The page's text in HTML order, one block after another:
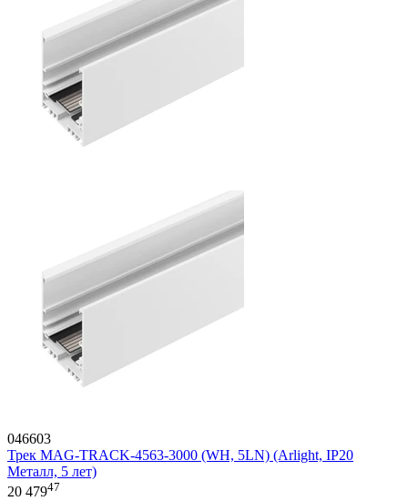
046603
Трек MAG-TRACK-4563-3000 (WH, 5LN) (Arlight, IP20
Металл, 5 лет)
20 47947